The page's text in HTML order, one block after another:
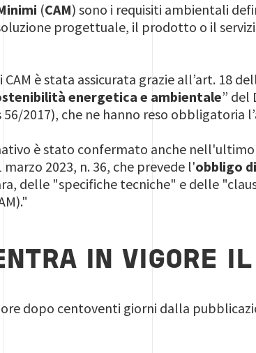
(CAM) sono i requisiti ambientali
progettuale, il prodotto o il
è stata assicurata grazie all’art. 18
energetica e ambientale” del
2017), che ne hanno reso obbligatoria
è stato confermato anche
2023, n. 36, che prevede l'obbligo
delle "specifiche tecniche" e delle
IN VIGORE
dopo centoventi giorni dalla